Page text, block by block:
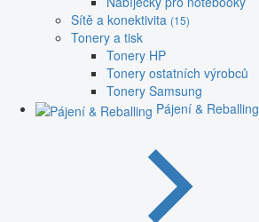
Sítě a konektivita (15)
Tonery a tisk
Tonery HP
Tonery ostatních výrobců
Tonery Samsung
Pájení & Reballing